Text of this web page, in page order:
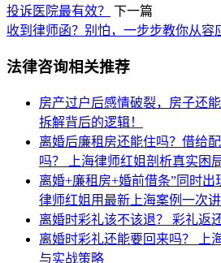
投诉医院最有效？
下一篇
收到律师函？别怕，一步步教你从容
法律咨询相关推荐
房产过户后感情破裂，房子还
拆解背后的逻辑！
离婚后廉租房还能住吗？借给
吗？
上海律师红姐剖析真实困
离婚+廉租房+婚前借条”同时出
律师红姐用最新上海案例一次
离婚时彩礼该不该退？ 彩礼返
离婚时彩礼还能要回来吗？
上
与实战策略